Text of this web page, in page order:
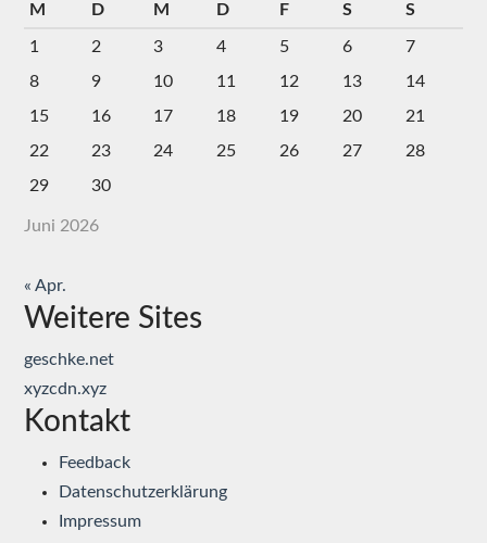
Juni 2026
M D M D F S S
1 2 3 4 5 6
7
8
9 10 11 12 13
14
15
16 17 18 19 20
21
22
23 24 25 26 27
28
29
30
« Apr.
Weitere Sites
geschke.net
xyzcdn.xyz
Kontakt
Feedback
Datenschutzerklärung
Impressum